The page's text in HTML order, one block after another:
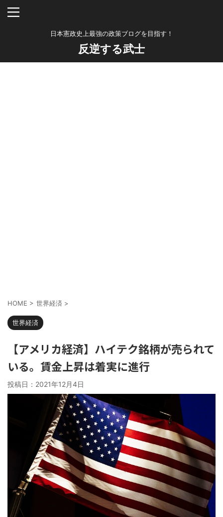
日本憲政史上最強の政策ブログを目指す！
反逆する武士
HOME > 世界経済 >
世界経済
【アメリカ経済】ハイテク銘柄が売られて
いる。賃金上昇は着実に進行
投稿日： 2021年12月4日